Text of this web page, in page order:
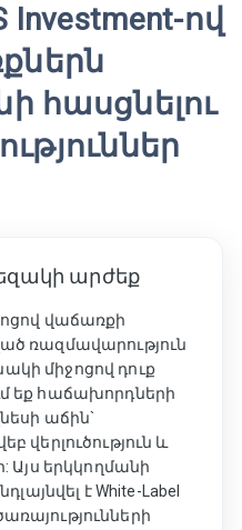
Investment-ով
հասցնելու
արժեք
վաճառքի
ռազմավարություն
միջոցով դուք
եք հաճախորդների
աճին`
վերլուծություն և
Այս երկկողմանի
է White-Label